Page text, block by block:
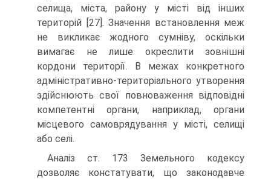
селища, міста, району у місті від інших
територій [27]. Значення встановлення меж
не викликає жодного сумніву, оскільки
вимагає не лише окреслити зовнішні
кордони території. В межах конкретного
адміністративно-територіального утворення
здійснюють свої повноваження відповідні
компетентні органи, наприклад, органи
місцевого самоврядування у місті, селищі
або селі.
Аналіз ст. 173 Земельного кодексу
дозволяє констатувати, що законодавче